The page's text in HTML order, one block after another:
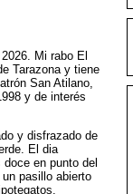
Mi rabo El
Tarazona y tiene
San Atilano,
y de interés
y disfrazado de
El dia
en punto del
pasillo abierto